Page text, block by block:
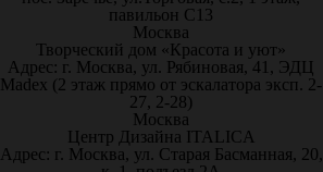
павильон С13
Москва
Творческий дом «Красота и уют»
Адрес: г. Москва, ул. Рябиновая, 41, ЭДЦ
Madex (2 этаж прямо от эскалатора эксп. 2-
27, 2-28)
Москва
Центр Дизайна ITALICA
Адрес: г. Москва, ул. Старая Басманная, 20,